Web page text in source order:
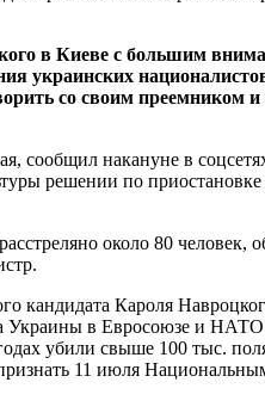
в Киеве с большим
украинских
со своим преемником
сообщил накануне в
решении по
около 80 человек,
кандидата Кароля
Украины в Евросоюзе и
убили свыше 100 тыс.
11 июля